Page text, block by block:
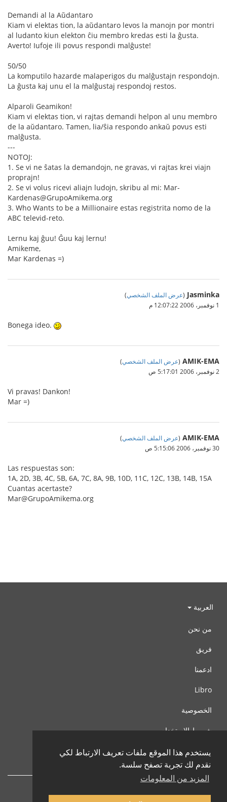
يستخدم هذا الموقع ملفات تعريف الارتباط لكي
نقدم لك تجربة تصفح سلسة.
المزيد من المعلومات
Demandi al la Aŭdantaro
Kiam vi elektas tion, la aŭdantaro levos la manojn por montri
al ludanto kiun elekton ĉiu membro kredas esti la ĝusta.
Averto! Iufoje ili povus respondi malĝuste!
50/50
La komputilo hazarde malaperigos du malĝustajn respondojn.
La ĝusta kaj unu el la malĝustaj respondoj restos.
Alparoli Geamikon!
Kiam vi elektas tion, vi rajtas demandi helpon al unu membro
de la aŭdantaro. Tamen, lia/ŝia respondo ankaŭ povus esti
malĝusta.
---
NOTOJ:
1. Se vi ne ŝatas la demandojn, ne gravas, vi rajtas krei viajn
proprajn!
2. Se vi volus ricevi aliajn ludojn, skribu al mi: Mar-
Kardenas@GrupoAmikema.org
3. Who Wants to be a Millionaire estas registrita nomo de la
ABC televid-reto.
Lernu kaj ĝuu! Ĝuu kaj lernu!
Amikeme,
Mar Kardenas =)
Jasminka
(عرض الملف الشخصي)
1 نوفمبر، 2006 12:07:22 م
Bonega ideo.
AMIK-EMA
(عرض الملف الشخصي)
2 نوفمبر، 2006 5:17:01 ص
Vi pravas! Dankon!
Mar =)
AMIK-EMA
(عرض الملف الشخصي)
30 نوفمبر، 2006 5:15:06 ص
Las respuestas son:
1A, 2D, 3B, 4C, 5B, 6A, 7C, 8A, 9B, 10D, 11C, 12C, 13B, 14B, 15A
Cuantas acertaste?
Mar@GrupoAmikema.org
العربية
من نحن
فريق
ادعمنا
Libro
الخصوصية
شروط الإستخدام
اتصل بنا